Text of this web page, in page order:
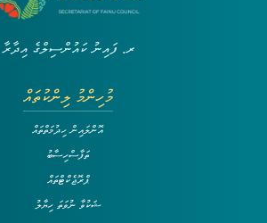
ރ. ފައިނު ކައުންސިލްގެ އިދާރާ
މުހިންމު ލިންކުތައް
އޮންލައިން ހިދުމަތްތައް
ތަފާސްހިސާބު
ޕްރޮޖެކްޓްތައް
ޝަކުވާ ނުވަތަ ހިޔާލު